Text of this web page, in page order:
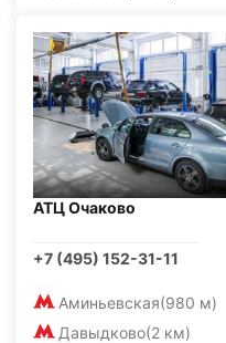
АТЦ Очаково
+7 (495) 152-31-11
Аминьевская(980 м)
Давыдково(2 км)